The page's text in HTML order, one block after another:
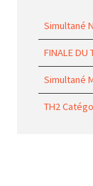
Simultané
FINALE DU
Simultané
TH2